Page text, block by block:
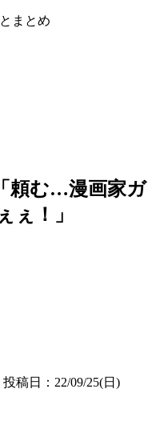
まとめ
頼む…漫画家ガ
ぇ！」
投稿日：22/09/25(日)